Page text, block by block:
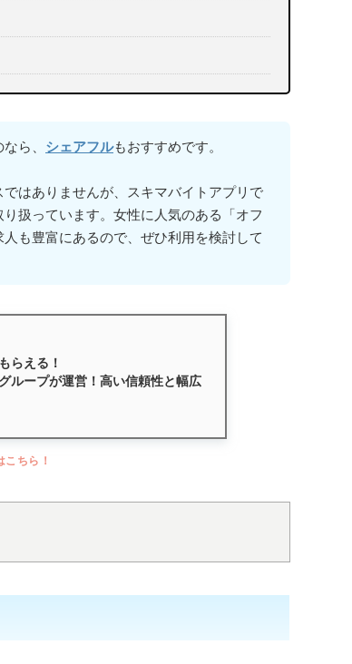
ら、 シェアフルもおすすめです。
はありませんが、スキマバイトアプリで
扱っています。女性に人気のある「オフ
も豊富にあるので、ぜひ利用を検討して
らえる！
ループが運営！高い信頼性と幅広
こちら！